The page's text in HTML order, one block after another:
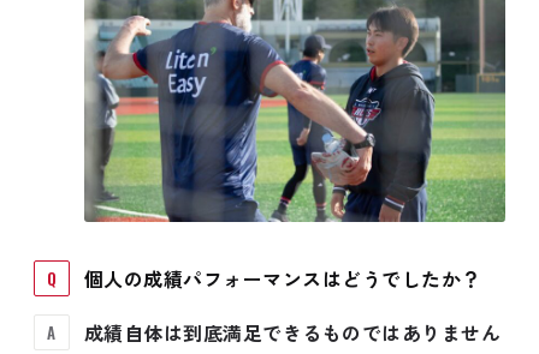
個人の成績パフォーマンスはどうでしたか？
成績自体は到底満足できるものではありません